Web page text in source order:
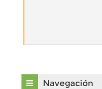
Bloques
Navegación